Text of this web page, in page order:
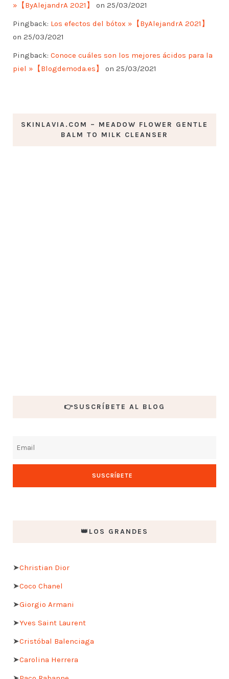
»【ByAlejandrA 2021】
on 25/03/2021
Pingback: Los efectos del bótox »【ByAlejandrA 2021】
on 25/03/2021
Pingback: Conoce cuáles son los mejores ácidos para la
piel »【Blogdemoda.es】
on 25/03/2021
SKINLAVIA.COM – MEADOW FLOWER GENTLE
BALM TO MILK CLEANSER
👉SUSCRÍBETE AL BLOG
👑LOS GRANDES
➤Christian Dior
➤Coco Chanel
➤Giorgio Armani
➤Yves Saint Laurent
➤Cristóbal Balenciaga
➤Carolina Herrera